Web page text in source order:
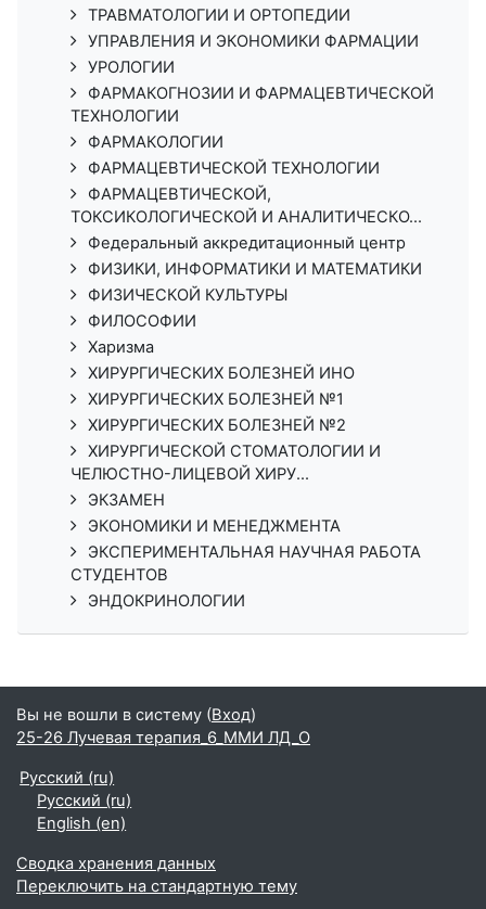
ТРАВМАТОЛОГИИ И ОРТОПЕДИИ
УПРАВЛЕНИЯ И ЭКОНОМИКИ ФАРМАЦИИ
УРОЛОГИИ
ФАРМАКОГНОЗИИ И ФАРМАЦЕВТИЧЕСКОЙ
ТЕХНОЛОГИИ
ФАРМАКОЛОГИИ
ФАРМАЦЕВТИЧЕСКОЙ ТЕХНОЛОГИИ
ФАРМАЦЕВТИЧЕСКОЙ,
ТОКСИКОЛОГИЧЕСКОЙ И АНАЛИТИЧЕСКО...
Федеральный аккредитационный центр
ФИЗИКИ, ИНФОРМАТИКИ И МАТЕМАТИКИ
ФИЗИЧЕСКОЙ КУЛЬТУРЫ
ФИЛОСОФИИ
Харизма
ХИРУРГИЧЕСКИХ БОЛЕЗНЕЙ ИНО
ХИРУРГИЧЕСКИХ БОЛЕЗНЕЙ №1
ХИРУРГИЧЕСКИХ БОЛЕЗНЕЙ №2
ХИРУРГИЧЕСКОЙ СТОМАТОЛОГИИ И
ЧЕЛЮСТНО-ЛИЦЕВОЙ ХИРУ...
ЭКЗАМЕН
ЭКОНОМИКИ И МЕНЕДЖМЕНТА
ЭКСПЕРИМЕНТАЛЬНАЯ НАУЧНАЯ РАБОТА
СТУДЕНТОВ
ЭНДОКРИНОЛОГИИ
Вы не вошли в систему (Вход)
25-26 Лучевая терапия_6_ММИ ЛД_О
Русский ‎(ru)‎
Русский ‎(ru)‎
English ‎(en)‎
Сводка хранения данных
Переключить на стандартную тему